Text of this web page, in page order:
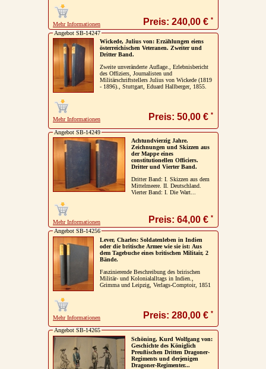
Mehr Informationen Preis: 240,00 € *
Angebot SB-14247
Wickede, Julius von: Erzählungen eiens
österreichischen Veteranen. Zweiter und
Dritter Band.
Zweite unveränderte Auflage., Erlebnisbericht
des Offiziers, Journalisten und
Militärschriftstellers Julius von Wickede (1819
- 1896)., Stuttgart, Eduard Hallberger, 1855.
Mehr Informationen Preis: 50,00 € *
Angebot SB-14249
Achtundvierzig Jahre.
Zeichnungen und Skizzen aus
der Mappe eines
constitutionellen Officiers.
Dritter und Vierter Band.
Dritter Band: I. Skizzen aus dem
Mittelmeere. II. Deutschland.
Vierter Band: I. Die Wart...
Mehr Informationen Preis: 64,00 € *
Angebot SB-14256
Lever, Charles: Soldatenleben in Indien
oder die britische Armee wie sie ist: Aus
dem Tagebuche eines britischen Militair, 2
Bände.
Faszinierende Beschreibung des bririschen
Militär- und Kolonialalltags in Indien.,
Grimma und Leipzig, Verlags-Comptoir, 1851
Mehr Informationen Preis: 280,00 € *
Angebot SB-14265
Schöning, Kurd Wolfgang von:
Geschichte des Königlich
Preußischen Dritten Dragoner-
Regiments und derjenigen
Dragoner-Regimenter...